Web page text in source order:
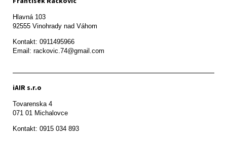
Hlavná 103
92555 Vinohrady nad Váhom
Kontakt: 0911495966
Email: rackovic.74@gmail.com
iAIR s.r.o
Tovarenska 4
071 01 Michalovce